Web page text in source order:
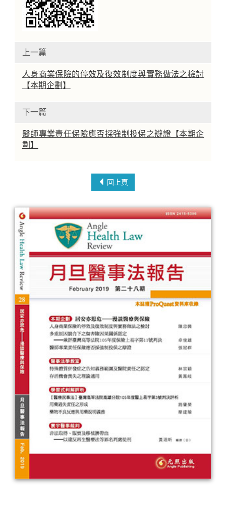
上一篇
人身商業保險的停效及復效制度與實務做法之檢討
【本期企劃】
下一篇
醫師專業責任保險應否採強制投保之辯證【本期企
劃】
回上頁